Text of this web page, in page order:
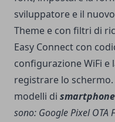
sviluppatore e il
Theme e con filtri di
Easy Connect con
configurazione WiFi
registrare lo
modelli di smartphone
sono: Google Pixel OTA